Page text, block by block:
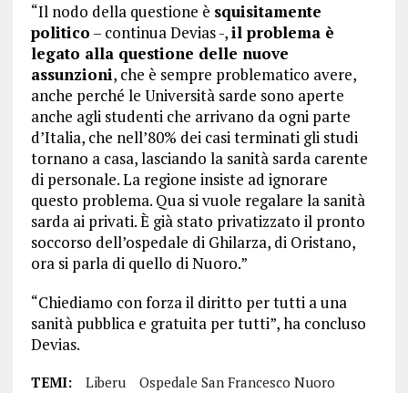
“Il nodo della questione è squisitamente
politico – continua Devias -,il problema è
legato alla questione delle nuove
assunzioni, che è sempre problematico avere,
anche perché le Università sarde sono aperte
anche agli studenti che arrivano da ogni parte
d’Italia, che nell’80% dei casi terminati gli studi
tornano a casa, lasciando la sanità sarda carente
di personale. La regione insiste ad ignorare
questo problema. Qua si vuole regalare la sanità
sarda ai privati. È già stato privatizzato il pronto
soccorso dell’ospedale di Ghilarza, di Oristano,
ora si parla di quello di Nuoro.”
“Chiediamo con forza il diritto per tutti a una
sanità pubblica e gratuita per tutti”, ha concluso
Devias.
TEMI: Liberu
Ospedale San Francesco Nuoro